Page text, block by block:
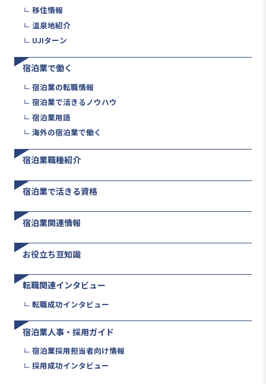
移住情報
温泉地紹介
UJIターン
宿泊業で働く
宿泊業の転職情報
宿泊業で活きるノウハウ
宿泊業用語
海外の宿泊業で働く
宿泊業職種紹介
宿泊業で活きる資格
宿泊業関連情報
お役立ち豆知識
転職関連インタビュー
転職成功インタビュー
宿泊業人事・採用ガイド
宿泊業採用担当者向け情報
採用成功インタビュー